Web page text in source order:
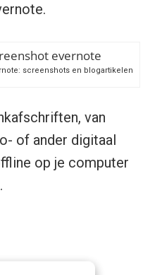
screenshots en blogartikelen
van
of ander digitaal
op je computer